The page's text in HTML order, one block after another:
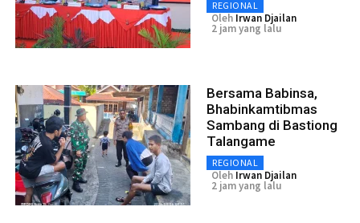
REGIONAL
Oleh Irwan Djailan
2 jam yang lalu
Bersama Babinsa,
Bhabinkamtibmas
Sambang di Bastiong
Talangame
REGIONAL
Oleh Irwan Djailan
2 jam yang lalu